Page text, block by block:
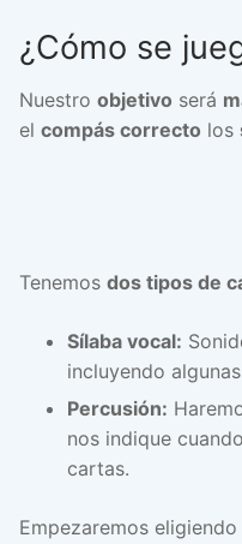
¿Cómo se
Nuestro objetivo será
el compás correcto los
Tenemos dos tipos de
Sílaba vocal:
incluyendo
Percusión:
nos indique
cartas.
Empezaremos eligiendo